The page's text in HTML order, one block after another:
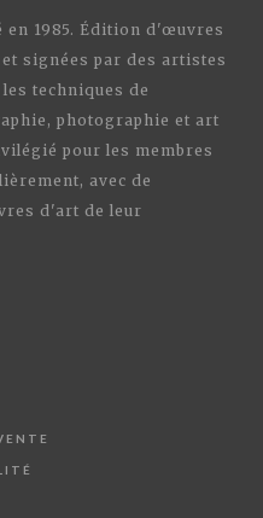
1985. Édition d'œuvres
signées par des artistes
techniques de
photographie et art
pour les membres
avec de
d'art de leur